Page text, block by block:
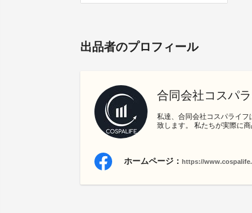
出品者のプロフィール
合同会社コスパ
私達、合同会社コスパライ
致します。 私たちが実際に
ホームページ： https://